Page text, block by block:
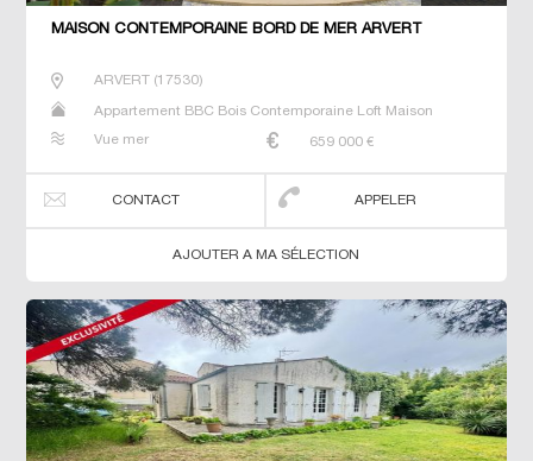
MAISON CONTEMPORAINE BORD DE MER ARVERT
ARVERT(17530)
Appartement BBC Bois Contemporaine Loft Maison
Vue mer
659 000 €
CONTACT APPELER
AJOUTER A MA SÉLECTION